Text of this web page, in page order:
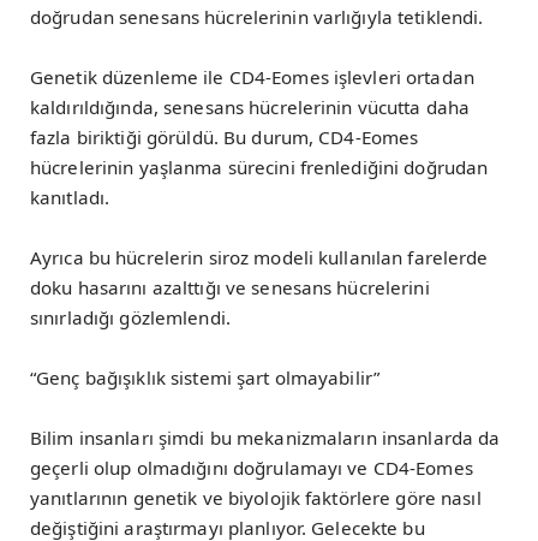
doğrudan senesans hücrelerinin varlığıyla tetiklendi.
Genetik düzenleme ile CD4-Eomes işlevleri ortadan
kaldırıldığında, senesans hücrelerinin vücutta daha
fazla biriktiği görüldü. Bu durum, CD4-Eomes
hücrelerinin yaşlanma sürecini frenlediğini doğrudan
kanıtladı.
Ayrıca bu hücrelerin siroz modeli kullanılan farelerde
doku hasarını azalttığı ve senesans hücrelerini
sınırladığı gözlemlendi.
“Genç bağışıklık sistemi şart olmayabilir”
Bilim insanları şimdi bu mekanizmaların insanlarda da
geçerli olup olmadığını doğrulamayı ve CD4-Eomes
yanıtlarının genetik ve biyolojik faktörlere göre nasıl
değiştiğini araştırmayı planlıyor. Gelecekte bu